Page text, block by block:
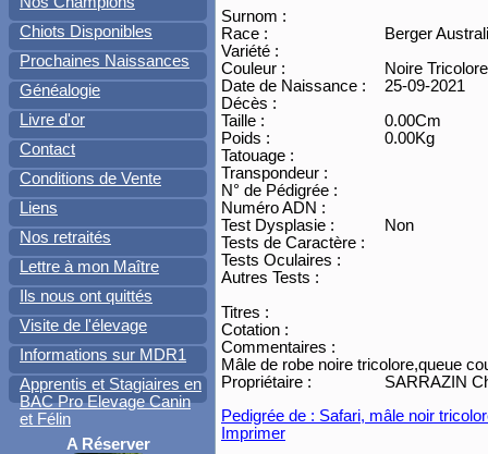
Chiots Disponibles
Prochaines Naissances
Généalogie
Livre d'or
Contact
Conditions de Vente
Liens
Nos retraités
Lettre à mon Maître
Ils nous ont quittés
Visite de l'élevage
Informations sur MDR1
Apprentis et Stagiaires en
BAC Pro Elevage Canin
et Félin
A Réserver
Surnom :
Race :
Berger
Variété :
Couleur :
Noire Tricolore
Date de Naissance :
25-09-2021
Décès :
Taille :
0.00Cm
Poids :
0.00Kg
Tatouage :
Transpondeur :
N° de Pédigrée :
Numéro ADN :
Test Dysplasie :
Non
Tests de Caractère :
Tests Oculaires :
Autres Tests :
Titres :
Cotation :
Commentaires :
Mâle de robe noire tricolore,queue
Propriétaire :
SARRAZIN
Pedigrée de : Safari, mâle noir
Imprimer